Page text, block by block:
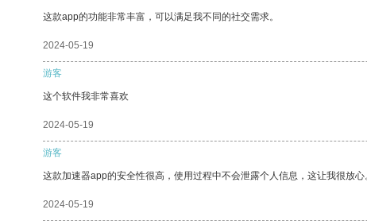
这款app的功能非常丰富，可以满足我不同的社交需求。
2024-05-19
游客
这个软件我非常喜欢
2024-05-19
游客
这款加速器app的安全性很高，使用过程中不会泄露个人信息，这让我很放
2024-05-19